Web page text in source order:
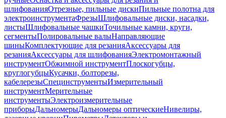
шлифованияОтрезные, пильные дискиПильные полотна для
электроинструментаФрезыШлифовальные диски, насадки,
листыШлифовальные чашкиТочильные камни, круги,
сегментыПолировальные валыНаправляющие
шиныКомплектующие для резанияАксессуары для
резанияАксессуары для шлифованияЭлектромонтажный
инструментОбжимной инструментПлоскогубцы,
круглогубцыКусачки, болторезы,
кабелерезыСпецинструментыИзмерительный
инструментМерительные
инструментыЭлектроизмерительные
приборыДальномерыДальномеры оптическиеНивелиры,